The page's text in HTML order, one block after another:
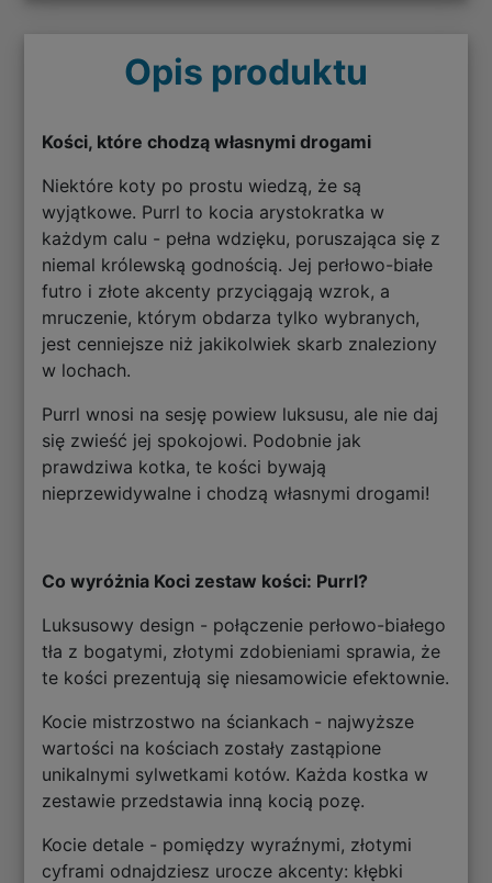
Opis produktu
Kości, które chodzą własnymi drogami
Niektóre koty po prostu wiedzą, że są
wyjątkowe. Purrl to kocia arystokratka w
każdym calu - pełna wdzięku, poruszająca się z
niemal królewską godnością. Jej perłowo-białe
futro i złote akcenty przyciągają wzrok, a
mruczenie, którym obdarza tylko wybranych,
jest cenniejsze niż jakikolwiek skarb znaleziony
w lochach.
Purrl wnosi na sesję powiew luksusu, ale nie daj
się zwieść jej spokojowi. Podobnie jak
prawdziwa kotka, te kości bywają
nieprzewidywalne i chodzą własnymi drogami!
Co wyróżnia Koci zestaw kości: Purrl?
Luksusowy design - połączenie perłowo-białego
tła z bogatymi, złotymi zdobieniami sprawia, że
te kości prezentują się niesamowicie efektownie.
Kocie mistrzostwo na ściankach - najwyższe
wartości na kościach zostały zastąpione
unikalnymi sylwetkami kotów. Każda kostka w
zestawie przedstawia inną kocią pozę.
Kocie detale - pomiędzy wyraźnymi, złotymi
cyframi odnajdziesz urocze akcenty: kłębki